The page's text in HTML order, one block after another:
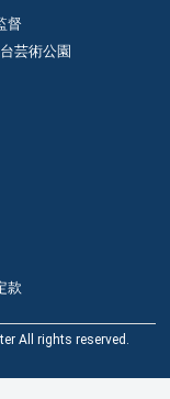
督
芸術公園
款
All rights reserved.